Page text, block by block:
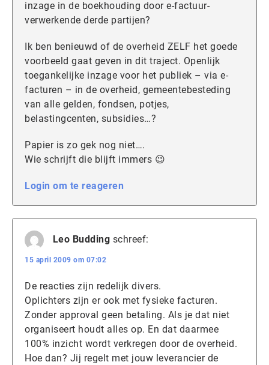
inzage in de boekhouding door e-factuur-
verwerkende derde partijen?
Ik ben benieuwd of de overheid ZELF het goede
voorbeeld gaat geven in dit traject. Openlijk
toegankelijke inzage voor het publiek – via e-
facturen – in de overheid, gemeentebesteding
van alle gelden, fondsen, potjes,
belastingcenten, subsidies…?
Papier is zo gek nog niet….
Wie schrijft die blijft immers 😉
Login om te reageren
Leo Budding schreef:
15 april 2009 om 07:02
De reacties zijn redelijk divers.
Oplichters zijn er ook met fysieke facturen.
Zonder approval geen betaling. Als je dat niet
organiseert houdt alles op. En dat daarmee
100% inzicht wordt verkregen door de overheid.
Hoe dan? Jij regelt met jouw leverancier de